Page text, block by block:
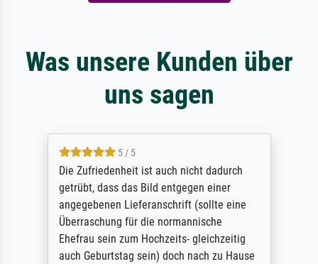
Was unsere Kunden über
uns sagen
5 / 5
Die Zufriedenheit ist auch nicht dadurch
getrübt, dass das Bild entgegen einer
angegebenen Lieferanschrift (sollte eine
Überraschung für die normannische
Ehefrau sein zum Hochzeits- gleichzeitig
auch Geburtstag sein) doch nach zu Hause